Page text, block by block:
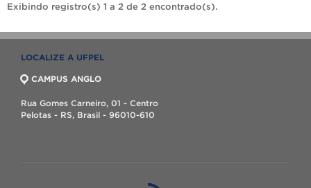
Exibindo registro(s) 1 a 2 de 2 encontrado(s).
LOCALIZE A UFPEL
CAMPUS ANGLO
Rua Gomes Carneiro, 01 - Centro
Pelotas - RS, Brasil - 96010-610